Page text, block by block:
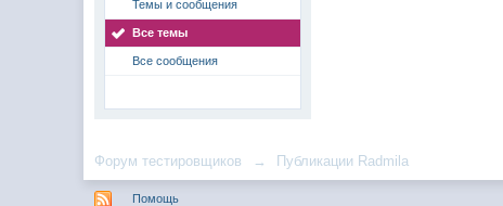
Темы и сообщения
Все темы
Все сообщения
Форум тестировщиков → Публикации Radmila
Помощь